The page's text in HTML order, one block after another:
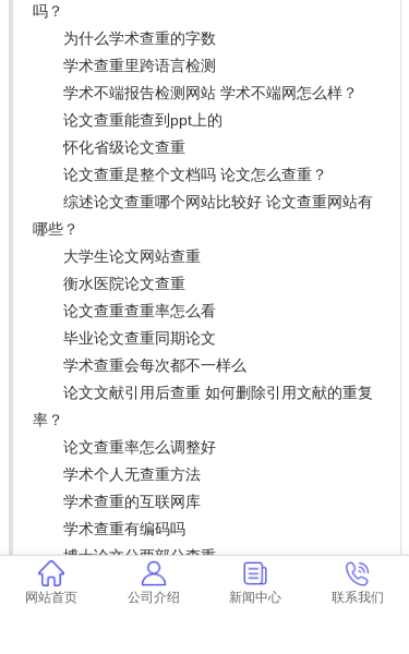
吗？
为什么学术查重的字数
学术查重里跨语言检测
学术不端报告检测网站 学术不端网怎么样？
论文查重能查到ppt上的
怀化省级论文查重
论文查重是整个文档吗 论文怎么查重？
综述论文查重哪个网站比较好 论文查重网站有
哪些？
大学生论文网站查重
衡水医院论文查重
论文查重查重率怎么看
毕业论文查重同期论文
学术查重会每次都不一样么
论文文献引用后查重 如何删除引用文献的重复
率？
论文查重率怎么调整好
学术个人无查重方法
学术查重的互联网库
学术查重有编码吗
博士论文分两部分查重
学术论文重查费用
网站首页 公司介绍 新闻中心 联系我们